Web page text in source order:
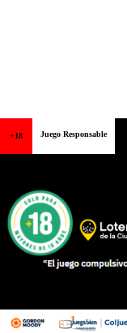
+18 Juego Responsable